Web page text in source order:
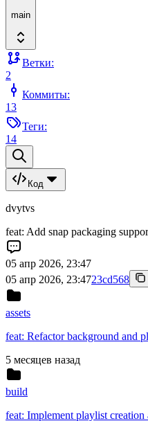
main
Ветки:
2
Коммиты:
13
Теги:
14
Код
dvytvs
feat: Add snap packaging
05 апр 2026, 23:47
05 апр 2026, 23:4723cd568
assets
feat: Refactor background and
5 месяцев назад
build
feat: Implement playlist creation